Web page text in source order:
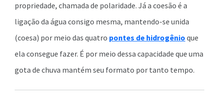
propriedade, chamada de polaridade. Já a coesão é a
ligação da água consigo mesma, mantendo-se unida
(coesa) por meio das quatro pontes de hidrogênio que
ela consegue fazer. É por meio dessa capacidade que uma
gota de chuva mantém seu formato por tanto tempo.